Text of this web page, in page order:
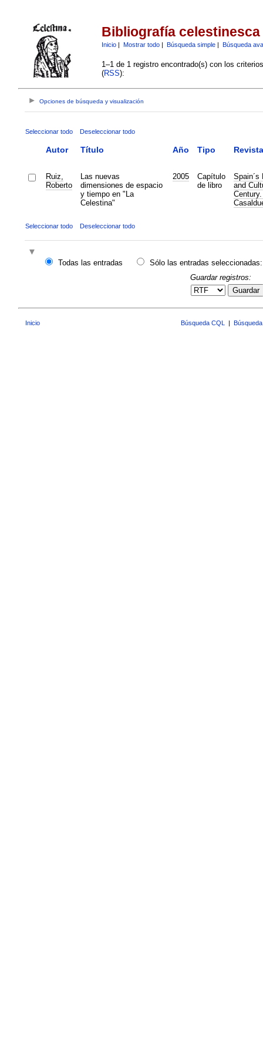
Bibliografía celestinesca
Inicio| Mostrar todo| Búsqueda simple| Búsqueda
1–1 de 1 registro encontrado(s) con los
(RSS):
Opciones de búsqueda y visualización
Seleccionar todo Deseleccionar todo
Autor Título Año Tipo Revista
Ruiz,
Roberto
Las nuevas
dimensiones de espacio
y tiempo en "La
Celestina"
2005
Capítulo
de libro
Spain´s
and
Seleccionar todo Deseleccionar todo
Todas las entradas
Sólo las entradas seleccionadas:
Guardar registros:
Guardar
Inicio Búsqueda CQL